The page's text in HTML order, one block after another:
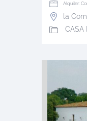
Alquiler:
la
CASA